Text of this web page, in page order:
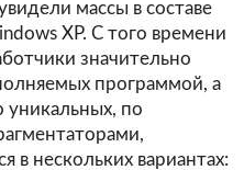
массы в составе
XP. С того времени
значительно
программой, а
уникальных, по
в нескольких вариантах: